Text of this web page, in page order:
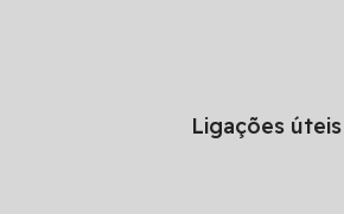
Ligações úteis